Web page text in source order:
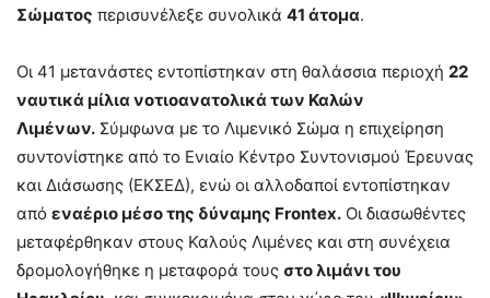
Σώματος περισυνέλεξε συνολικά 41 άτομα.
Οι 41 μετανάστες εντοπίστηκαν στη θαλάσσια περιοχή 22
ναυτικά μίλια νοτιοανατολικά των Καλών
Λιμένων. Σύμφωνα με το Λιμενικό Σώμα η επιχείρηση
συντονίστηκε από το Ενιαίο Κέντρο Συντονισμού Έρευνας
και Διάσωσης (ΕΚΣΕΔ), ενώ οι αλλοδαποί εντοπίστηκαν
από εναέριο μέσο της δύναμης Frontex. Οι διασωθέντες
μεταφέρθηκαν στους Καλούς Λιμένες και στη συνέχεια
δρομολογήθηκε η μεταφορά τους στο λιμάνι του